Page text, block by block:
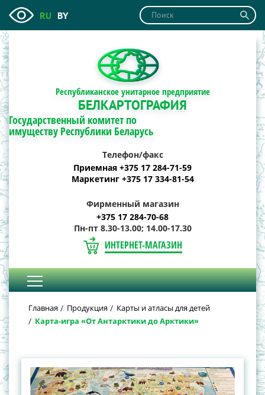
RU BY
Республиканское унитарное предприятие
БЕЛКАРТОГРАФИЯ
Государственный комитет по
имуществу Республики Беларусь
Телефон/факс
Приемная +375 17 284-71-59
Маркетинг +375 17 334-81-54
Фирменный магазин
+375 17 284-70-68
Пн-пт 8.30-13.00; 14.00-17.30
ИНТЕРНЕТ-МАГАЗИН
Главная Продукция
Карты и атласы для детей
Карта-игра «От Антарктики до Арктики»